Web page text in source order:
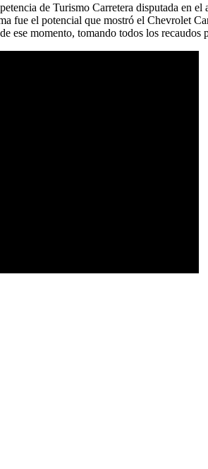
de Turismo Carretera disputada en
fue el potencial que mostró el Chevrolet
ese momento, tomando todos los